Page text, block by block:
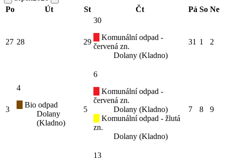
Po
Út St Čt Pá So Ne
27 28 29
30
Komunální odpad -
červená zn.
Dolany (Kladno)
31 1 2
3
4
Bio odpad
Dolany
(Kladno)
5
6
Komunální odpad -
červená zn.
Dolany (Kladno)
Komunální odpad - žlutá
zn.
Dolany (Kladno)
7 8 9
13